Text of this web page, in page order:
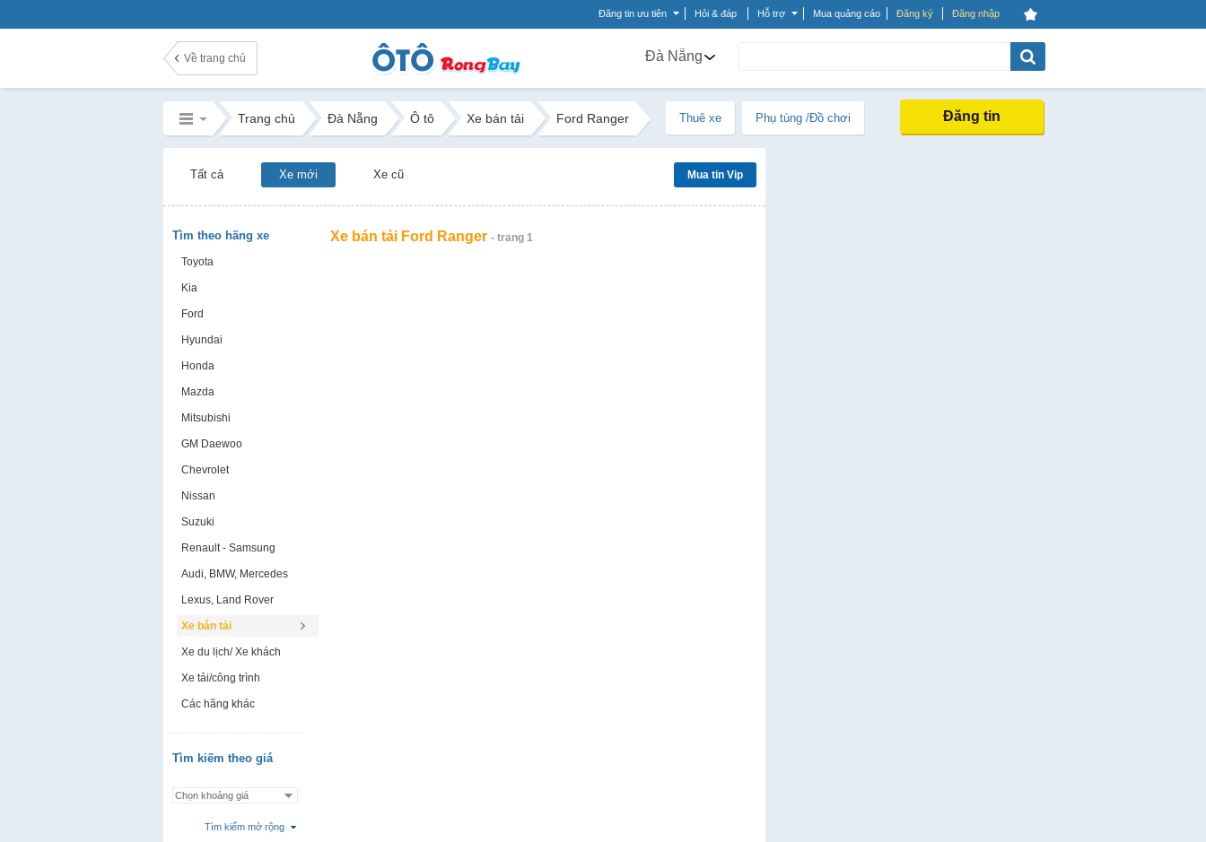
Đăng tin ưu tiên Hỏi & đáp Hỗ trợ Mua quảng cáo Đăng ký Đăng nhập
Về trang chủ Đà Nẵng
Trang chủ Đà Nẵng Ô tô Xe bán tải Ford Ranger Thuê xe Phụ tùng /Đồ chơi Đăng tin
Tất cả Xe mới Xe cũ Mua tin Vip
Tìm theo hãng xe
Toyota
Kia
Ford
Hyundai
Honda
Mazda
Mitsubishi
GM Daewoo
Chevrolet
Nissan
Suzuki
Renault - Samsung
Audi, BMW, Mercedes
Lexus, Land Rover
Xe bán tải
Xe du lịch/ Xe khách
Xe tải/công trình
Các hãng khác
Tìm kiếm theo giá
Tìm kiếm mở rộng
Xe bán tải Ford Ranger - trang 1